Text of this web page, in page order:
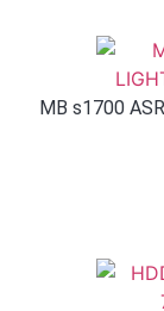
MB s1700